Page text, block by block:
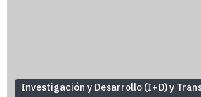
Investigación y Desarrollo (I+D) y